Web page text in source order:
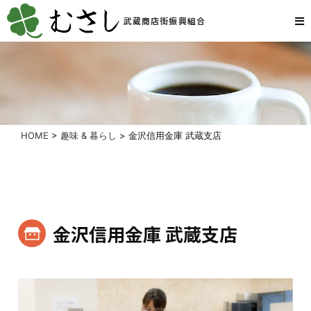
武蔵商店街振興組合
HOME > 趣味 & 暮らし > 金沢信用金庫 武蔵支店
金沢信用金庫 武蔵支店